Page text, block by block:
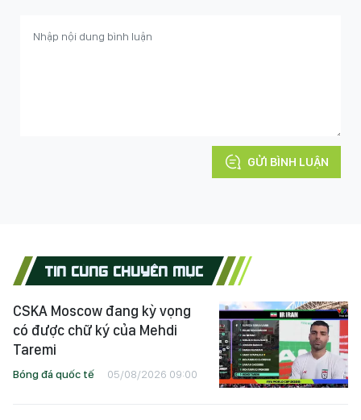
GỬI BÌNH LUẬN
TIN CÙNG CHUYÊN MỤC
CSKA Moscow đang kỳ vọng
có được chữ ký của Mehdi
Taremi
Bóng đá quốc tế 05/08/2026 09:00